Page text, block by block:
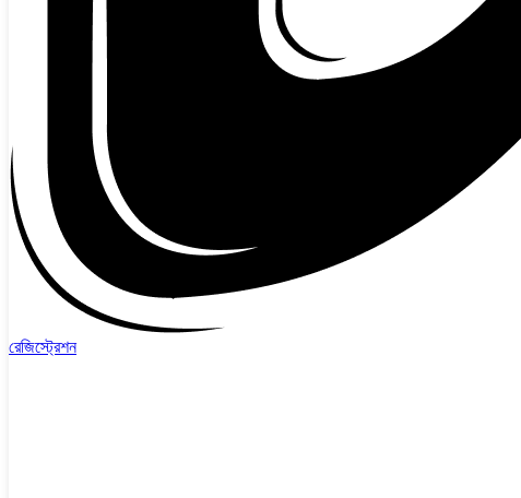
রেজিস্ট্রেশন